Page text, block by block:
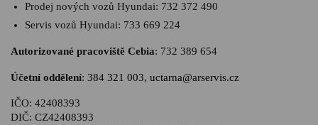
Prodej nových vozů Hyundai: 732 372 490
Servis vozů Hyundai: 733 669 224
Autorizované pracoviště Cebia: 732 389 654
Účetní oddělení: 384 321 003, uctarna@arservis.cz
IČO: 42408393
DIČ: CZ42408393